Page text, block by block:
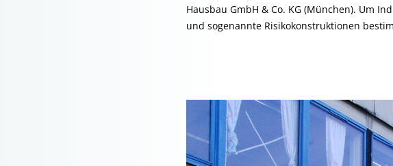
Hausbau GmbH & Co. KG (München). Um
und sogenannte Risikokonstruktionen